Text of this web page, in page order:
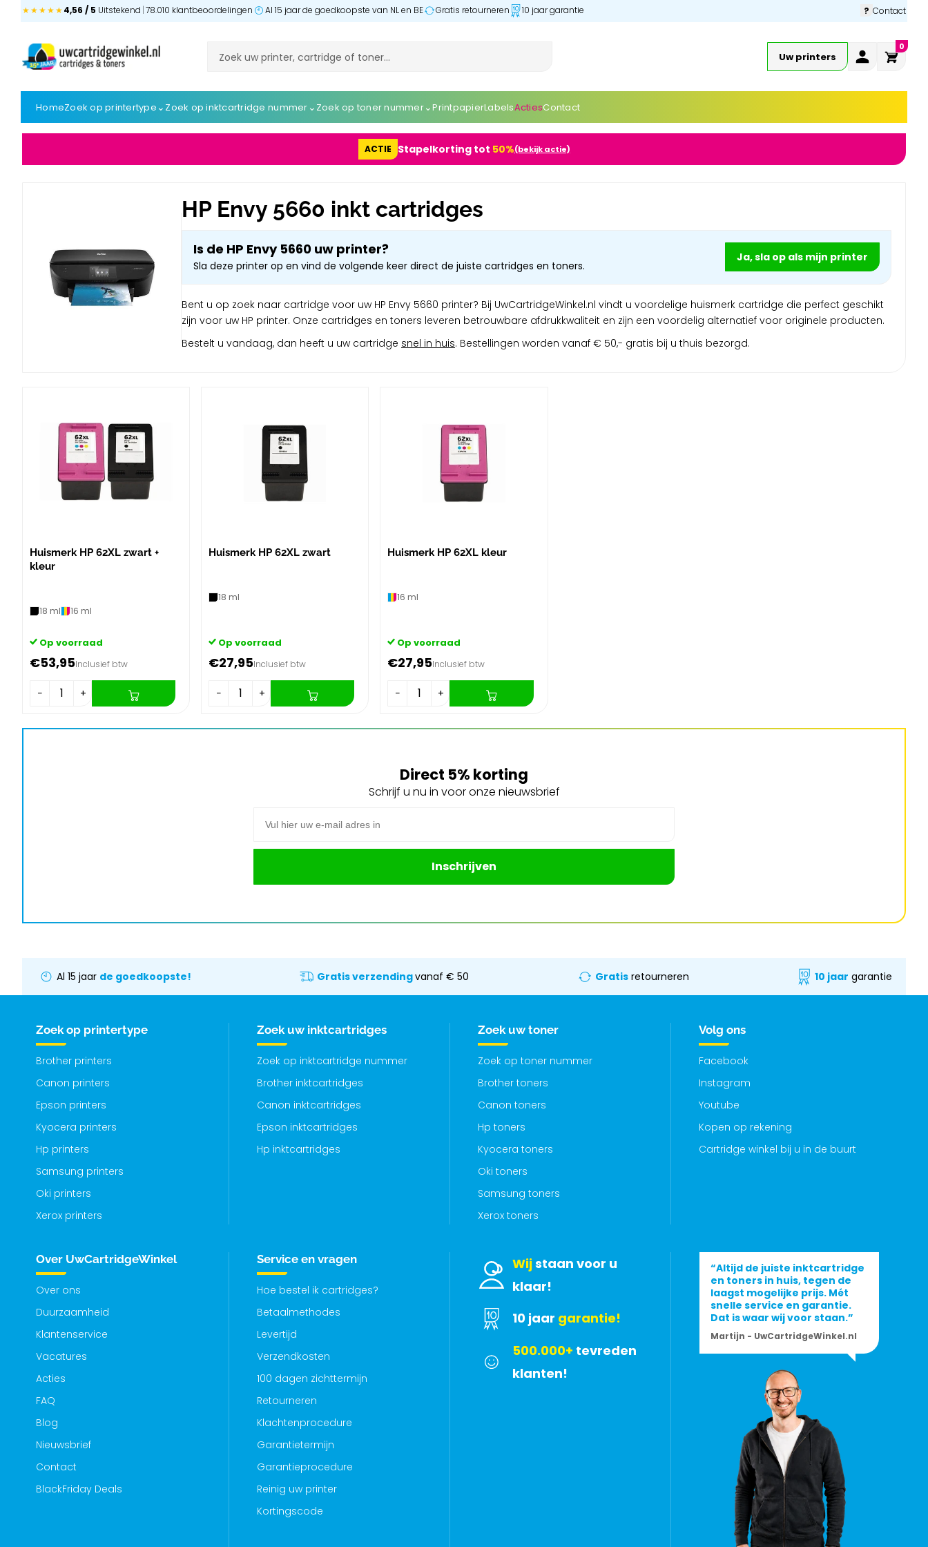
★★★★★4,56 / 5 Uitstekend |78.010 klantbeoordelingen Al 15 jaar de goedkoopste van NL en BE Gratis retourneren 10 jaar garantie ? Contact
Uw printers
0
HomeZoek op printertype ⌄ Zoek op inktcartridge nummer ⌄ Zoek op toner nummer⌄PrintpapierLabelsActiesContact
ACTIE Stapelkorting tot 50%(bekijk actie)
HP Envy 5660 inkt cartridges
Is de HP Envy 5660 uw printer?
Sla deze printer op en vind de volgende keer direct de juiste cartridges en toners.
Ja, sla op als mijn printer
Bent u op zoek naar cartridge voor uw HP Envy 5660 printer? Bij UwCartridgeWinkel.nl vindt u voordelige huismerk cartridge die perfect geschikt
zijn voor uw HP printer. Onze cartridges en toners leveren betrouwbare afdrukkwaliteit en zijn een voordelig alternatief voor originele producten.
Bestelt u vandaag, dan heeft u uw cartridge snel in huis. Bestellingen worden vanaf € 50,- gratis bij u thuis bezorgd.
Huismerk HP 62XL zwart +
kleur
18 ml 16 ml
Op voorraad
€53,95Inclusief btw
− +
Huismerk HP 62XL zwart
18 ml
Op voorraad
€27,95Inclusief btw
− +
Huismerk HP 62XL kleur
16 ml
Op voorraad
€27,95Inclusief btw
− +
Direct 5% korting
Schrijf u nu in voor onze nieuwsbrief
Inschrijven
Al 15 jaar de goedkoopste! Gratis verzendingvanaf € 50 Gratisretourneren 10 jaar garantie
Zoek op printertype
Brother printers
Canon printers
Epson printers
Kyocera printers
Hp printers
Samsung printers
Oki printers
Xerox printers
Zoek uw inktcartridges
Zoek op inktcartridge nummer
Brother inktcartridges
Canon inktcartridges
Epson inktcartridges
Hp inktcartridges
Zoek uw toner
Zoek op toner nummer
Brother toners
Canon toners
Hp toners
Kyocera toners
Oki toners
Samsung toners
Xerox toners
Volg ons
Facebook
Instagram
Youtube
Kopen op rekening
Cartridge winkel bij u in de buurt
Over UwCartridgeWinkel
Over ons
Duurzaamheid
Klantenservice
Vacatures
Acties
FAQ
Blog
Nieuwsbrief
Contact
BlackFriday Deals
Service en vragen
Hoe bestel ik cartridges?
Betaalmethodes
Levertijd
Verzendkosten
100 dagen zichttermijn
Retourneren
Klachtenprocedure
Garantietermijn
Garantieprocedure
Reinig uw printer
Kortingscode
Wijstaan voor u
klaar!
10 jaar garantie!
500.000+ tevreden
klanten!
“Altijd de juiste inktcartridge
en toners in huis, tegen de
laagst mogelijke prijs. Mét
snelle service en garantie.
Dat is waar wij voor staan.”
Martijn - UwCartridgeWinkel.nl